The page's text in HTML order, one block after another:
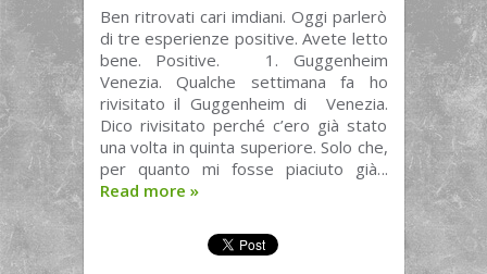
Ben ritrovati cari imdiani. Oggi parlerò
di tre esperienze positive. Avete letto
bene. Positive. 1. Guggenheim
Venezia. Qualche settimana fa ho
rivisitato il Guggenheim di Venezia.
Dico rivisitato perché c’ero già stato
una volta in quinta superiore. Solo che,
per quanto mi fosse piaciuto già...
Read more »